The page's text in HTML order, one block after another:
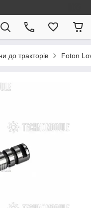
до тракторів Foton